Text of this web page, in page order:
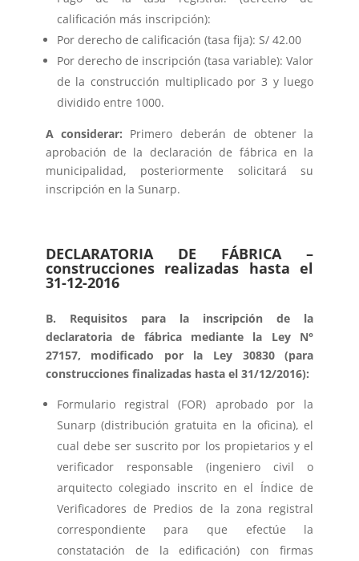
calificación más inscripción):
Por derecho de calificación (tasa fija): S/ 42.00
Por derecho de inscripción (tasa variable): Valor
de la construcción multiplicado por 3 y luego
dividido entre 1000.
A considerar: Primero deberán de obtener la
aprobación de la declaración de fábrica en la
municipalidad, posteriormente solicitará su
inscripción en la Sunarp.
DECLARATORIA DE FÁBRICA –
construcciones realizadas hasta el
31-12-2016
B. Requisitos para la inscripción de la
declaratoria de fábrica mediante la Ley N°
27157, modificado por la Ley 30830 (para
construcciones finalizadas hasta el 31/12/2016):
Formulario registral (FOR) aprobado por la
Sunarp (distribución gratuita en la oficina), el
cual debe ser suscrito por los propietarios y el
verificador responsable (ingeniero civil o
arquitecto colegiado inscrito en el Índice de
Verificadores de Predios de la zona registral
correspondiente para que efectúe la
constatación de la edificación) con firmas